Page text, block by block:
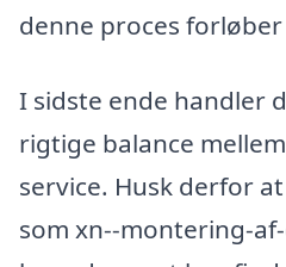
denne proces
I sidste ende handler
rigtige balance
service. Husk derfor
som xn--montering-